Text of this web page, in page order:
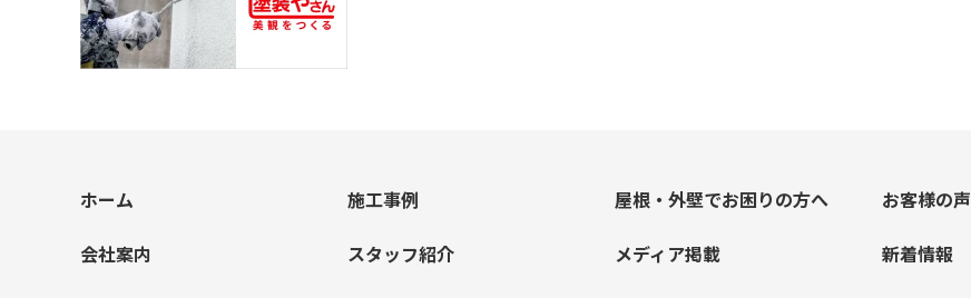
ホーム 施工事例 屋根・外壁でお困りの方へ お客様の声
会社案内 スタッフ紹介 メディア掲載 新着情報